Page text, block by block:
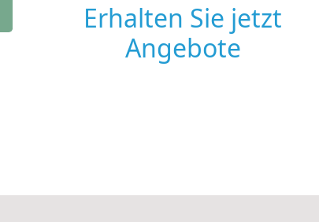
Erhalten Sie jetzt
Angebote